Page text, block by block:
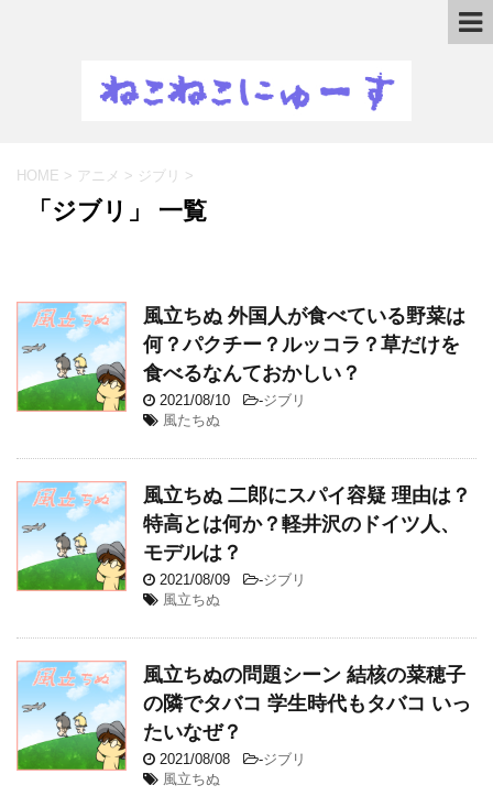
HOME > アニメ > ジブリ >
「ジブリ」 一覧
風立ちぬ 外国人が食べている野菜は
何？パクチー？ルッコラ？草だけを
食べるなんておかしい？
2021/08/10 -ジブリ
風たちぬ
風立ちぬ 二郎にスパイ容疑 理由は？
特高とは何か？軽井沢のドイツ人、
モデルは？
2021/08/09 -ジブリ
風立ちぬ
風立ちぬの問題シーン 結核の菜穂子
の隣でタバコ 学生時代もタバコ いっ
たいなぜ？
2021/08/08 -ジブリ
風立ちぬ